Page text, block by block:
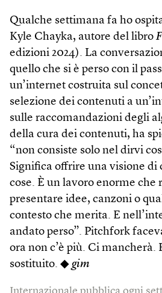
Qualche settimana fa ho
Kyle Chayka, autore del libro
edizioni 2024). La
quello che si è perso con il
un’internet costruita sul
selezione dei contenuti a
sulle raccomandazioni degli
della cura dei contenuti, ha
“non consiste solo nel dirvi
Significa offrire una visione di
cose. È un lavoro enorme che
presentare idee, canzoni o
contesto che merita. E
andato perso”. Pitchfork
ora non c’è più. Ci mancherà.
sostituito. ◆ gim